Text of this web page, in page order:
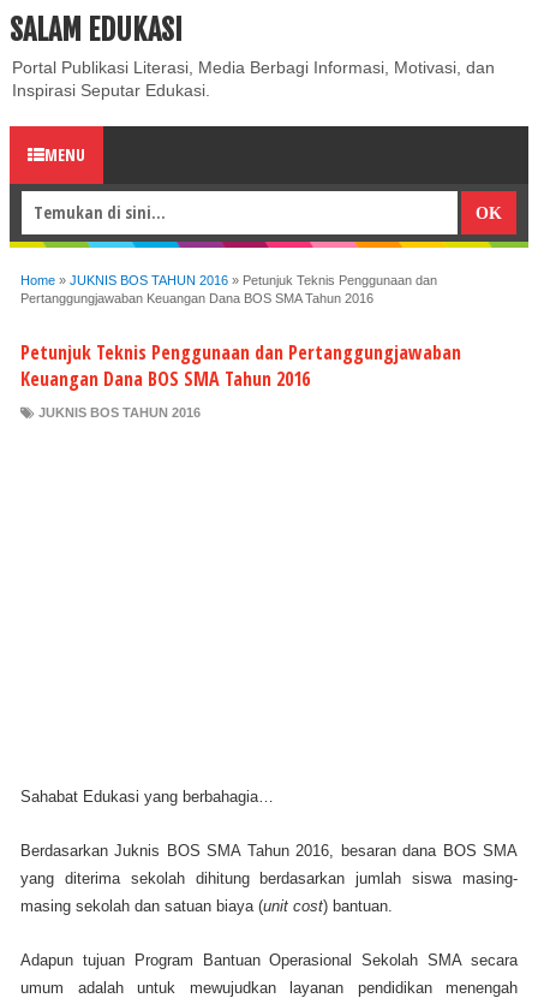
ABOUT CONTACT US
SALAM EDUKASI
Portal Publikasi Literasi, Media Berbagi Informasi, Motivasi, dan
Inspirasi Seputar Edukasi.
MENU
Home » JUKNIS BOS TAHUN 2016 » Petunjuk Teknis Penggunaan dan
Pertanggungjawaban Keuangan Dana BOS SMA Tahun 2016
Petunjuk Teknis Penggunaan dan Pertanggungjawaban
Keuangan Dana BOS SMA Tahun 2016
JUKNIS BOS TAHUN 2016
Sahabat Edukasi yang berbahagia…
Berdasarkan Juknis BOS SMA Tahun 2016, besaran dana BOS SMA
yang diterima sekolah dihitung berdasarkan jumlah siswa masing-
masing sekolah dan satuan biaya (unit cost) bantuan.
Adapun tujuan Program Bantuan Operasional Sekolah SMA secara
umum adalah untuk mewujudkan layanan pendidikan menengah